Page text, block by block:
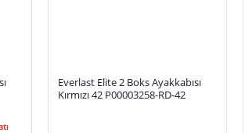
Everlast Elite 2 Boks Ayakkabısı
Kırmızı 42 P00003258-RD-42